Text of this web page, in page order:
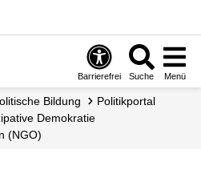
Barrierefrei Suche Menü
Bildung
Politikportal
Demokratie
(NGO)